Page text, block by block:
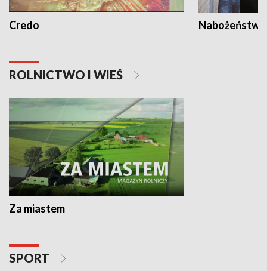
Credo
ROLNICTWO I WIEŚ
Za miastem
SPORT